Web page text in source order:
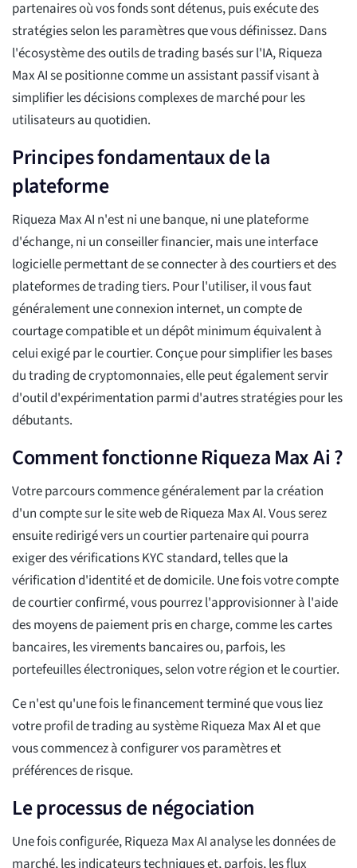
partenaires où vos fonds sont détenus, puis exécute des
stratégies selon les paramètres que vous définissez. Dans
l'écosystème des outils de trading basés sur l'IA, Riqueza
Max AI se positionne comme un assistant passif visant à
simplifier les décisions complexes de marché pour les
utilisateurs au quotidien.
Principes fondamentaux de la
plateforme
Riqueza Max AI n'est ni une banque, ni une plateforme
d'échange, ni un conseiller financier, mais une interface
logicielle permettant de se connecter à des courtiers et des
plateformes de trading tiers. Pour l'utiliser, il vous faut
généralement une connexion internet, un compte de
courtage compatible et un dépôt minimum équivalent à
celui exigé par le courtier. Conçue pour simplifier les bases
du trading de cryptomonnaies, elle peut également servir
d'outil d'expérimentation parmi d'autres stratégies pour les
débutants.
Comment fonctionne Riqueza Max Ai ?
Votre parcours commence généralement par la création
d'un compte sur le site web de Riqueza Max AI. Vous serez
ensuite redirigé vers un courtier partenaire qui pourra
exiger des vérifications KYC standard, telles que la
vérification d'identité et de domicile. Une fois votre compte
de courtier confirmé, vous pourrez l'approvisionner à l'aide
des moyens de paiement pris en charge, comme les cartes
bancaires, les virements bancaires ou, parfois, les
portefeuilles électroniques, selon votre région et le courtier.
Ce n'est qu'une fois le financement terminé que vous liez
votre profil de trading au système Riqueza Max AI et que
vous commencez à configurer vos paramètres et
préférences de risque.
Le processus de négociation
Une fois configurée, Riqueza Max AI analyse les données de